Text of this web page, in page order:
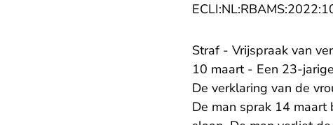
Straf - Vrijspraak van
10 maart - Een 23-
De verklaring van de
De man sprak 14